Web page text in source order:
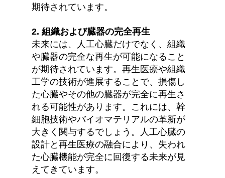
期待されています。
2. 組織および臓器の完全再生
未来には、人工心臓だけでなく、組織
や臓器の完全な再生が可能になること
が期待されています。再生医療や組織
工学の技術が進展することで、損傷し
た心臓やその他の臓器が完全に再生さ
れる可能性があります。これには、幹
細胞技術やバイオマテリアルの革新が
大きく関与するでしょう。人工心臓の
設計と再生医療の融合により、失われ
た心臓機能が完全に回復する未来が見
えてきています。